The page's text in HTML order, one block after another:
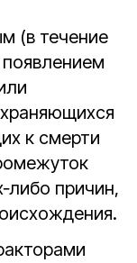
(в течение
к смерти
причин,